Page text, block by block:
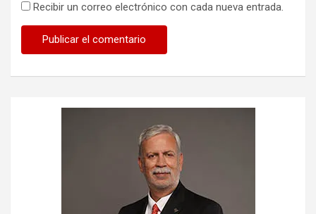
Recibir un correo electrónico con cada nueva entrada.